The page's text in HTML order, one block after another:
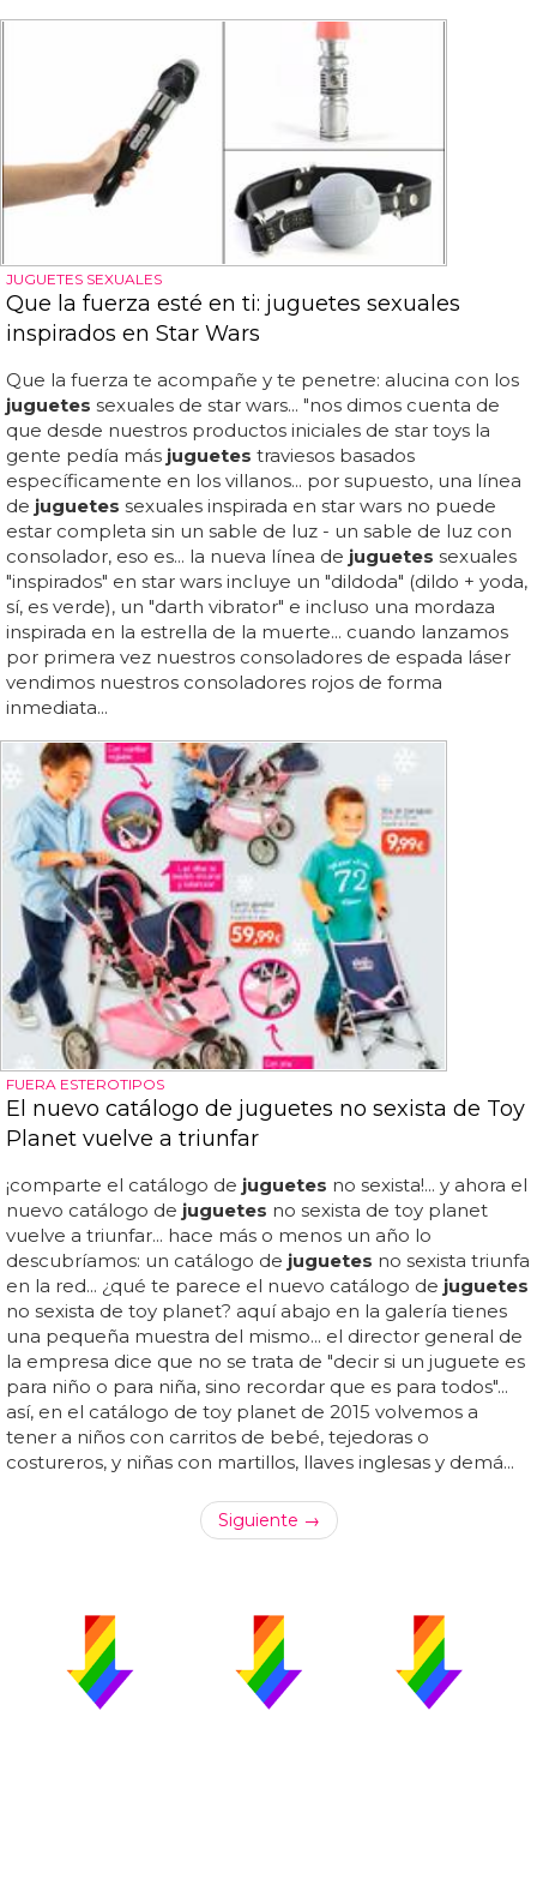
JUGUETES SEXUALES
Que la fuerza esté en ti: juguetes sexuales
inspirados en Star Wars
Que la fuerza te acompañe y te penetre: alucina con los
juguetes sexuales de star wars... "nos dimos cuenta de
que desde nuestros productos iniciales de star toys la
gente pedía más juguetes traviesos basados
específicamente en los villanos... por supuesto, una línea
de juguetes sexuales inspirada en star wars no puede
estar completa sin un sable de luz - un sable de luz con
consolador, eso es... la nueva línea de juguetes sexuales
"inspirados" en star wars incluye un "dildoda" (dildo + yoda,
sí, es verde), un "darth vibrator" e incluso una mordaza
inspirada en la estrella de la muerte... cuando lanzamos
por primera vez nuestros consoladores de espada láser
vendimos nuestros consoladores rojos de forma
inmediata...
FUERA ESTEROTIPOS
El nuevo catálogo de juguetes no sexista de Toy
Planet vuelve a triunfar
¡comparte el catálogo de juguetes no sexista!... y ahora el
nuevo catálogo de juguetes no sexista de toy planet
vuelve a triunfar... hace más o menos un año lo
descubríamos: un catálogo de juguetes no sexista triunfa
en la red... ¿qué te parece el nuevo catálogo de juguetes
no sexista de toy planet? aquí abajo en la galería tienes
una pequeña muestra del mismo... el director general de
la empresa dice que no se trata de "decir si un juguete es
para niño o para niña, sino recordar que es para todos"...
así, en el catálogo de toy planet de 2015 volvemos a
tener a niños con carritos de bebé, tejedoras o
costureros, y niñas con martillos, llaves inglesas y demá...
Siguiente →